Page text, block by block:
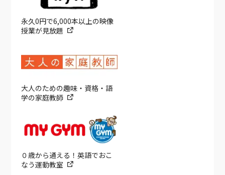
永久0円で6,000本以上の映像
授業が見放題
大人のための趣味・資格・語
学の家庭教師
０歳から通える！英語でおこ
なう運動教室